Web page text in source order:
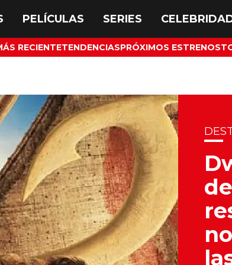
RECIENTETENDENCIASPRÓXIMOS ESTRENOS